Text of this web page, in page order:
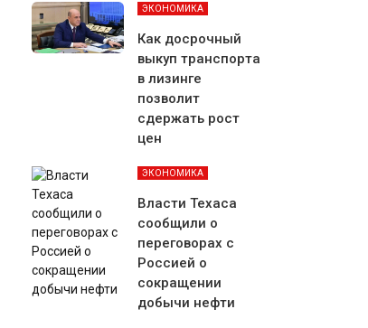
ЭКОНОМИКА
Как досрочный
выкуп транспорта
в лизинге
позволит
сдержать рост
цен
ЭКОНОМИКА
Власти Техаса
сообщили о
переговорах с
Россией о
сокращении
добычи нефти